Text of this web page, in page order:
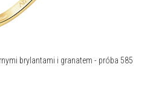
brylantami i granatem - próba 585